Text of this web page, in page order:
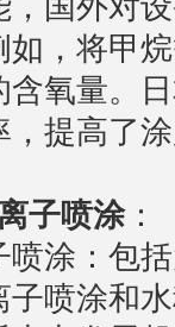
，国外对
如，将甲
含氧量。
，提高了
子喷涂：
喷涂：包
子喷涂和